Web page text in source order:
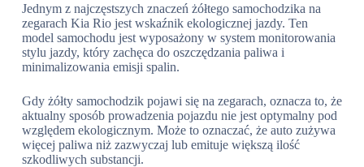
Jednym z najczęstszych znaczeń żółtego samochodzika na
zegarach Kia Rio jest wskaźnik ekologicznej jazdy. Ten
model samochodu jest wyposażony w system monitorowania
stylu jazdy, który zachęca do oszczędzania paliwa i
minimalizowania emisji spalin.
Gdy żółty samochodzik pojawi się na zegarach, oznacza to, że
aktualny sposób prowadzenia pojazdu nie jest optymalny pod
względem ekologicznym. Może to oznaczać, że auto zużywa
więcej paliwa niż zazwyczaj lub emituje większą ilość
szkodliwych substancji.